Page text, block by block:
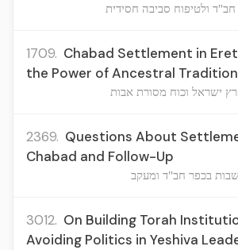
ולטיפוח סביבה חסידית
1709. Chabad Settlement in
the Power of Ancestral Tradition
ישראל וכוח מסורת אבות
2369. Questions About
Chabad and Follow-Up
בכפר חב"ד ומעקב
3012. On Building Torah
Avoiding Politics in Yeshiva